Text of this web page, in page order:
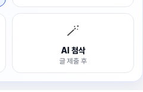
🪄
AI 첨삭
글 제출 후